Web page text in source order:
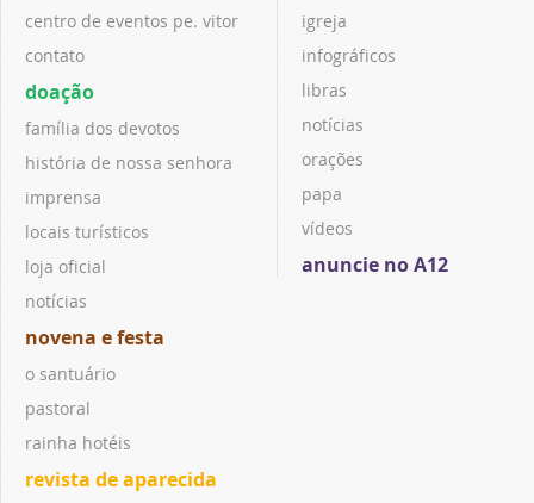
centro de eventos pe. vitor
contato
doação
família dos devotos
história de nossa senhora
imprensa
locais turísticos
loja oficial
notícias
novena e festa
o santuário
pastoral
rainha hotéis
revista de aparecida
igreja
infográficos
libras
notícias
orações
papa
vídeos
anuncie no A12